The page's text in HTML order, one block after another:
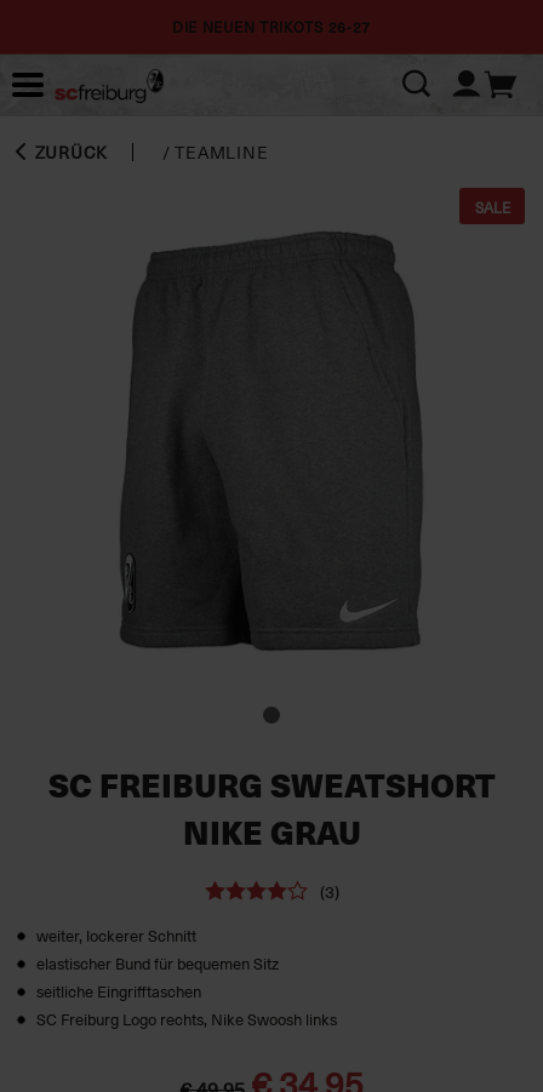
DIE NEUEN TRIKOTS 26-27
ZURÜCK /TEAMLINE
SALE
SC FREIBURG SWEATSHORT
NIKE GRAU
(3)
weiter, lockerer Schnitt
elastischer Bund für bequemen Sitz
seitliche Eingrifftaschen
SC Freiburg Logo rechts, Nike Swoosh links